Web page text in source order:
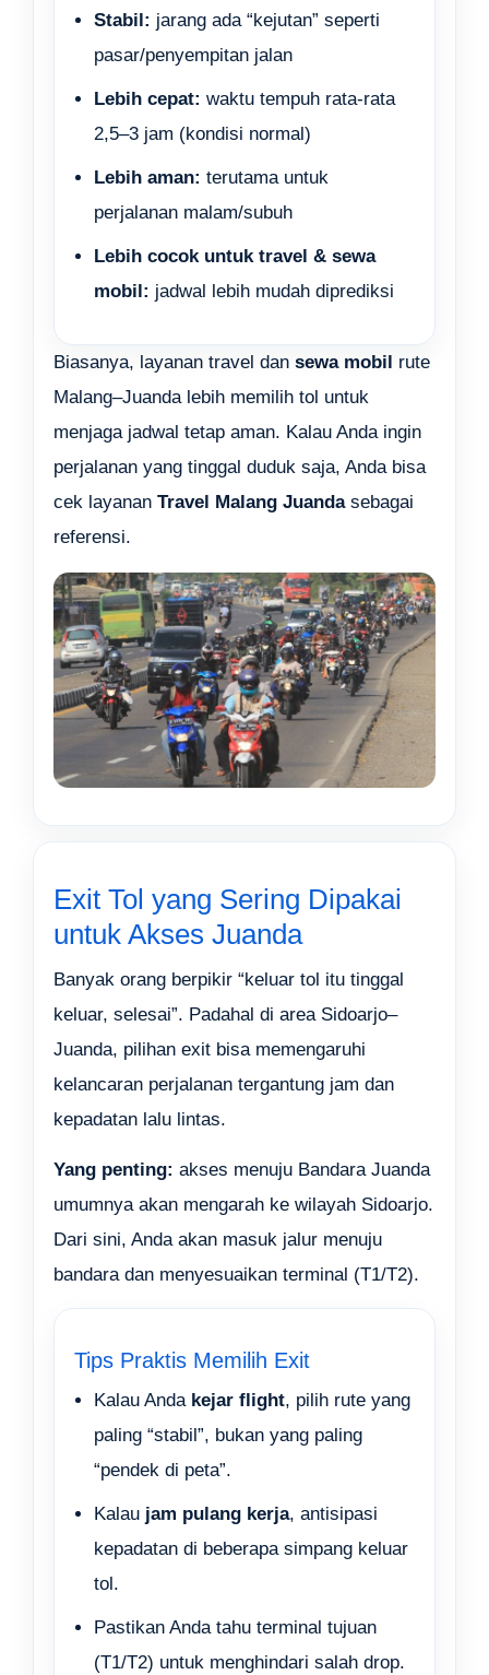
Stabil: jarang ada “kejutan” seperti
pasar/penyempitan jalan
Lebih cepat: waktu tempuh rata-rata
2,5–3 jam (kondisi normal)
Lebih aman: terutama untuk
perjalanan malam/subuh
Lebih cocok untuk travel & sewa
mobil: jadwal lebih mudah diprediksi
Biasanya, layanan travel dan sewa mobil rute
Malang–Juanda lebih memilih tol untuk
menjaga jadwal tetap aman. Kalau Anda ingin
perjalanan yang tinggal duduk saja, Anda bisa
cek layanan Travel Malang Juandasebagai
referensi.
Exit Tol yang Sering Dipakai
untuk Akses Juanda
Banyak orang berpikir “keluar tol itu tinggal
keluar, selesai”. Padahal di area Sidoarjo–
Juanda, pilihan exit bisa memengaruhi
kelancaran perjalanan tergantung jam dan
kepadatan lalu lintas.
Yang penting: akses menuju Bandara Juanda
umumnya akan mengarah ke wilayah Sidoarjo.
Dari sini, Anda akan masuk jalur menuju
bandara dan menyesuaikan terminal (T1/T2).
Tips Praktis Memilih Exit
Kalau Anda kejar flight, pilih rute yang
paling “stabil”, bukan yang paling
“pendek di peta”.
Kalau jam pulang kerja, antisipasi
kepadatan di beberapa simpang keluar
tol.
Pastikan Anda tahu terminal tujuan
(T1/T2) untuk menghindari salah drop.